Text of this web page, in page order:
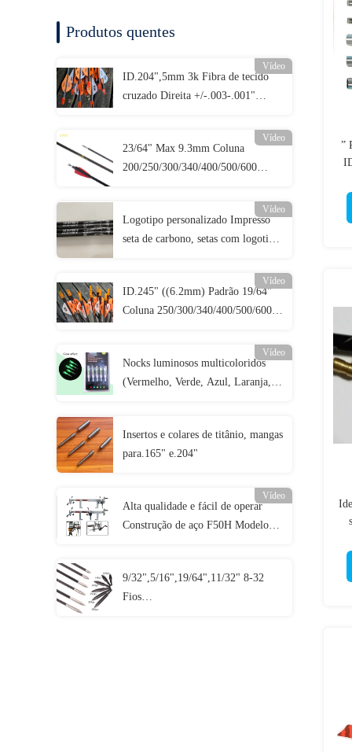
Produtos quentes
Vídeo
ID.204",5mm 3k Fibra de tecido
cruzado Direita +/-.003-.001"
Vídeo
23/64" Max 9.3mm Coluna
200/250/300/340/400/500/600
Vídeo
Logotipo personalizado Impresso
seta de carbono, setas com logotipo
de alvo, parafusos de crossbow Vídeo
ID.245" ((6.2mm) Padrão 19/64"
Coluna 250/300/340/400/500/600
Vídeo
Nocks luminosos multicoloridos
(Vermelho, Verde, Azul, Laranja,
(5mm)
Insertos e colares de titânio, mangas
para.165" e.204"
Vídeo
Alta qualidade e fácil de operar
Construção de aço F50H Modelo
9/32",5/16",19/64",11/32" 8-32
Fios
”